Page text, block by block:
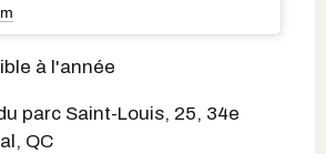
à l'année
parc Saint-Louis, 25, 34e
QC